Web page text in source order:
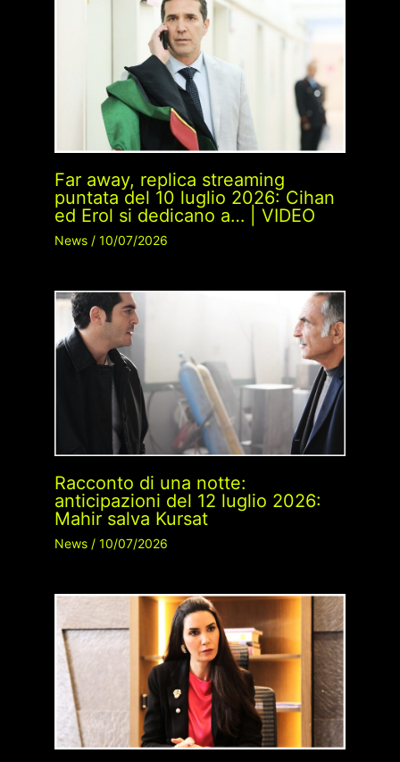
Far away, replica streaming
puntata del 10 luglio 2026: Cihan
ed Erol si dedicano a… | VIDEO
News/ 10/07/2026
Racconto di una notte:
anticipazioni del 12 luglio 2026:
Mahir salva Kursat
News/ 10/07/2026